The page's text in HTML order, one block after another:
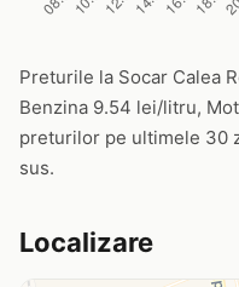
Preturile la Socar Calea
Benzina 9.54 lei/litru,
preturilor pe ultimele 30
sus.
Localizare